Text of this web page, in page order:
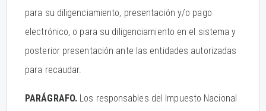
para su diligenciamiento, presentación y/o pago
electrónico, o para su diligenciamiento en el sistema y
posterior presentación ante las entidades autorizadas
para recaudar.
PARÁGRAFO. Los responsables del Impuesto Nacional